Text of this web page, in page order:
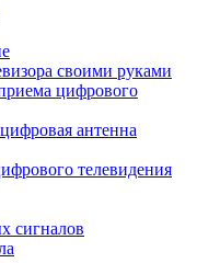
своими руками
цифрового
антенна
телевидения
сигналов